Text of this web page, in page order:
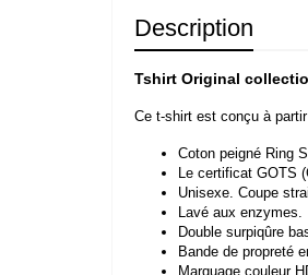
Description
Tshirt Original
Ce t-shirt est conçu à partir
Coton peigné Ring
Le certificat GOTS
Unisexe. Coupe
Lavé aux enzymes.
Double surpiqûre
Bande de propreté
Marquage couleur